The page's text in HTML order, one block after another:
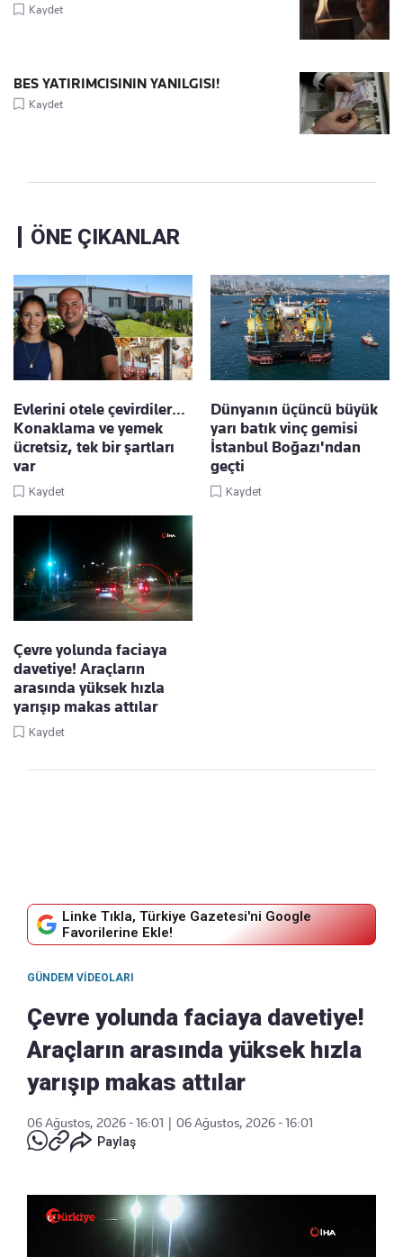
Kaydet
BES YATIRIMCISININ YANILGISI!
Kaydet
ÖNE ÇIKANLAR
Evlerini otele çevirdiler…
Konaklama ve yemek
ücretsiz, tek bir şartları
var
Kaydet
Dünyanın üçüncü büyük
yarı batık vinç gemisi
İstanbul Boğazı'ndan
geçti
Kaydet
Çevre yolunda faciaya
davetiye! Araçların
arasında yüksek hızla
yarışıp makas attılar
Kaydet
Linke Tıkla, Türkiye Gazetesi'ni Google
Favorilerine Ekle!
GÜNDEM VIDEOLARI
Çevre yolunda faciaya davetiye!
Araçların arasında yüksek hızla
yarışıp makas attılar
06 Ağustos, 2026 - 16:01
06 Ağustos, 2026 - 16:01
Paylaş